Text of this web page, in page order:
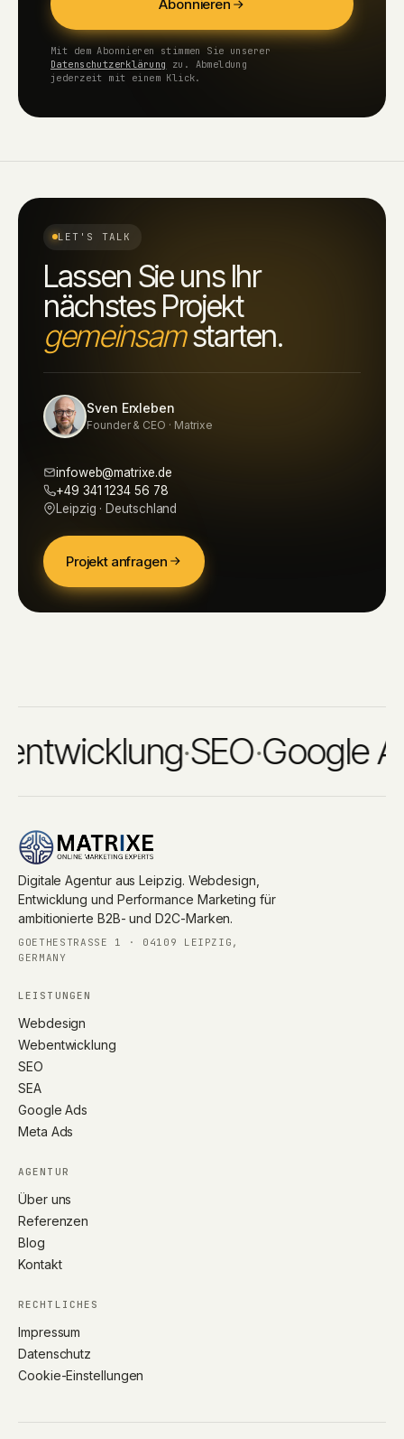
Abonnieren
Mit dem Abonnieren stimmen Sie unserer
Datenschutzerklärung
zu. Abmeldung
jederzeit mit einem Klick.
LET'S TALK
Lassen Sie uns Ihr
nächstes Projekt
gemeinsamstarten.
Sven Erxleben
Founder & CEO · Matrixe
infoweb@matrixe.de
+49 341 1234 56 78
Leipzig · Deutschland
Projekt anfragen
·SEO·Google Ads
Digitale Agentur aus Leipzig. Webdesign,
Entwicklung und Performance Marketing für
ambitionierte B2B- und D2C-Marken.
GOETHESTRASSE 1 · 04109 LEIPZIG, G
ERMANY
LEISTUNGEN
Webdesign
Webentwicklung
SEO
SEA
Google Ads
Meta Ads
AGENTUR
Über uns
Referenzen
Blog
Kontakt
RECHTLICHES
Impressum
Datenschutz
Cookie-Einstellungen